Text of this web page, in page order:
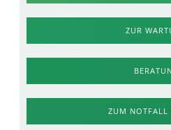
ZUR
ZUM NOTFALL